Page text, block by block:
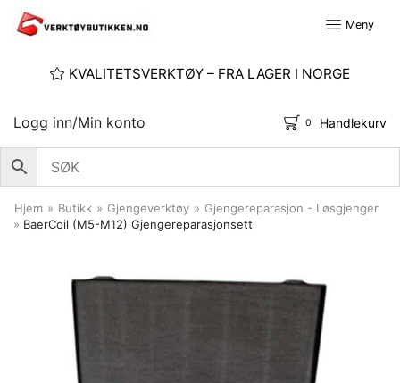
Meny
KVALITETSVERKTØY – FRA LAGER I NORGE
Logg inn/Min konto 0 Handlekurv
Hjem » Butikk » Gjengeverktøy » Gjengereparasjon - Løsgjenger
» BaerCoil (M5-M12) Gjengereparasjonsett